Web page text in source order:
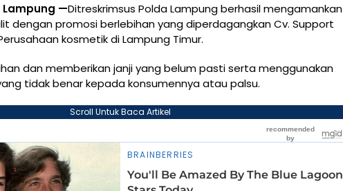
—Ditreskrimsus Polda Lampung berhasil mengamankan
dengan promosi berlebihan yang diperdagangkan Cv. Support
kosmetik di Lampung Timur.
dan memberikan janji yang belum pasti serta menggunakan
tidak benar kepada konsumennya atau palsu.
Scroll Untuk Baca Artikel